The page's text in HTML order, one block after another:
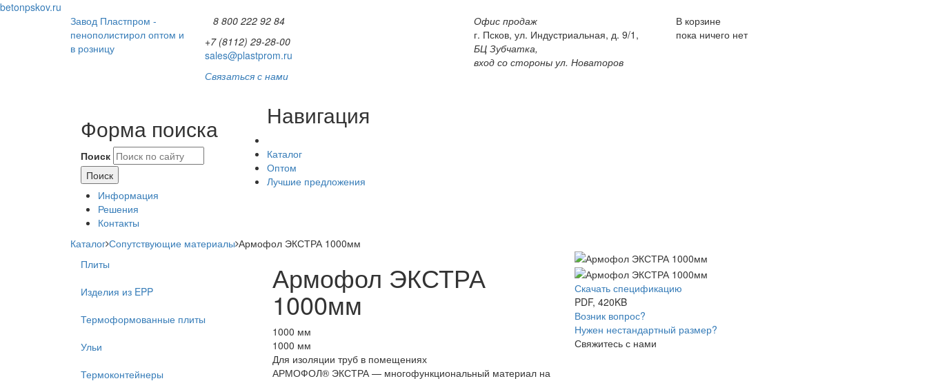
betonpskov.ru
Завод Пластпром -
пенополистирол оптом и
в розницу
8 800 222 92 84
+7 (8112) 29-28-00
sales@plastprom.ru
Связаться с нами
Офис продаж
г. Псков, ул. Индустриальная, д. 9/1,
БЦ Зубчатка,
вход со стороны ул. Новаторов
В корзине
пока ничего нет
Форма поиска
Поиск
Навигация
Каталог
Оптом
Лучшие предложения
Информация
Решения
Контакты
Каталог Сопутствующие материалы Армофол ЭКСТРА 1000мм
Плиты
Изделия из EPP
Термоформованные плиты
Ульи
Термоконтейнеры
Армофол ЭКСТРА
1000мм
1000 мм
1000 мм
Для изоляции труб в помещениях
АРМОФОЛ® ЭКСТРА — многофункциональный материал на
Скачать спецификацию
PDF, 420KB
Возник вопрос?
Нужен нестандартный размер?
Свяжитесь с нами